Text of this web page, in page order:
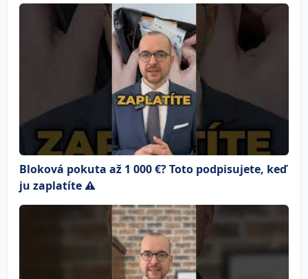
Bloková pokuta až 1 000 €? Toto podpisujete, keď
ju zaplatíte ⚠️